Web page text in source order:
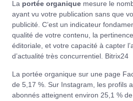
La portée organique mesure le
ayant vu votre publication sans que
publicité. C’est un indicateur
qualité de votre contenu, la
éditoriale, et votre capacité à capter
d’actualité très concurrentiel. Bitrix24
La portée organique sur une page
de 5,17 %. Sur Instagram, les profils
abonnés atteignent environ 25,1 %